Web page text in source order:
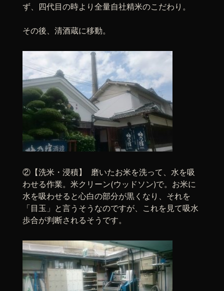
ず、四代目の時より全量自社精米のこだわり。
その後、清酒蔵に移動。
②【洗米・浸積】 磨いたお米を洗って、水を吸
わせる作業。米クリーン(ウッドソン)で。お米に
水を吸わせると心白の部分が黒くなり、それを
「目玉」と言うそうなのですが、これを見て吸水
歩合が判断されるそうです。